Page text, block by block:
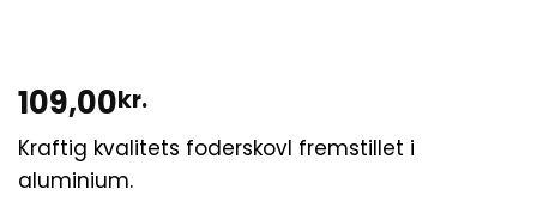
109,00kr.
Kraftig kvalitets foderskovl fremstillet i
aluminium.